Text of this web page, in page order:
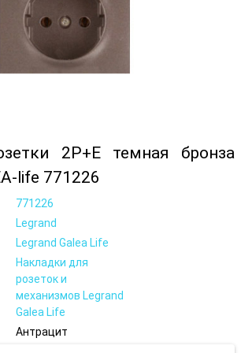
2Р+Е темная бронза
life 771226
771226
Legrand
Legrand Galea Life
Накладки для
розеток и
механизмов Legrand
Galea Life
Антрацит